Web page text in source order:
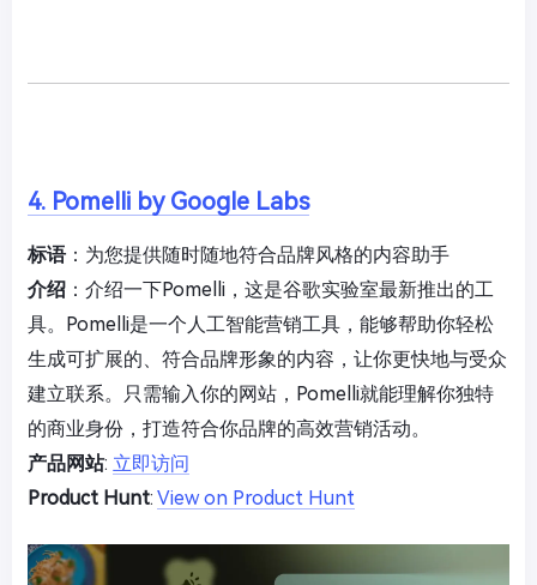
4. Pomelli by Google Labs
标语：为您提供随时随地符合品牌风格的内容助手
介绍 ：介绍一下Pomelli，这是谷歌实验室最新推出的工
具。Pomelli是一个人工智能营销工具，能够帮助你轻松
生成可扩展的、符合品牌形象的内容，让你更快地与受众
建立联系。只需输入你的网站，Pomelli就能理解你独特
的商业身份，打造符合你品牌的高效营销活动。
产品网站: 立即访问
Product Hunt: View on Product Hunt